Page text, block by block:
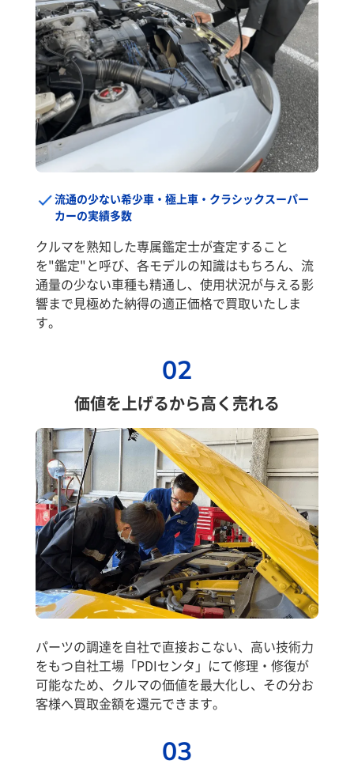
流通の少ない希少車・極上車・クラシックスーパー
カーの実績多数
クルマを熟知した専属鑑定士が査定すること
を"鑑定"と呼び、各モデルの知識はもちろん、流
通量の少ない車種も精通し、使用状況が与える影
響まで見極めた納得の適正価格で買取いたしま
す。
02
価値を上げるから高く売れる
パーツの調達を自社で直接おこない、高い技術力
をもつ自社工場「PDIセンタ」にて修理・修復が
可能なため、クルマの価値を最大化し、その分お
客様へ買取金額を還元できます。
03